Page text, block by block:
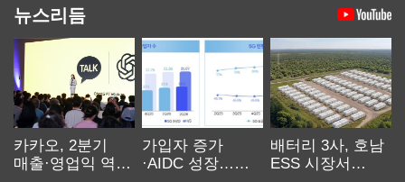
뉴스리듬
카카오, 2분기
매출·영업익 역대
가입자 증가
·AIDC 성장…
배터리 3사, 호남
ESS 시장서